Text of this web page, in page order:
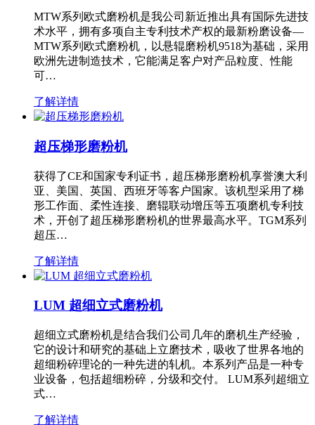
MTW系列欧式磨粉机是我公司新近推出具有国际先进技
术水平，拥有多项自主专利技术产权的最新粉磨设备—
MTW系列欧式磨粉机，以悬辊磨粉机9518为基础，采用
欧洲先进制造技术，它能满足客户对产品粒度、性能
可…
了解详情
超压梯形磨粉机
获得了CE和国家专利证书，超压梯形磨粉机享誉澳大利
亚、美国、英国、西班牙等客户国家。该机型采用了梯
形工作面、柔性连接、磨辊联动增压等五项磨机专利技
术，开创了超压梯形磨粉机的世界最高水平。TGM系列
超压…
了解详情
LUM 超细立式磨粉机
超细立式磨粉机是结合我们公司几年的磨机生产经验，
它的设计和研究的基础上立磨技术，吸收了世界各地的
超细粉碎理论的一种先进的轧机。本系列产品是一种专
业设备，包括超细粉碎，分级和交付。 LUM系列超细立
式…
了解详情